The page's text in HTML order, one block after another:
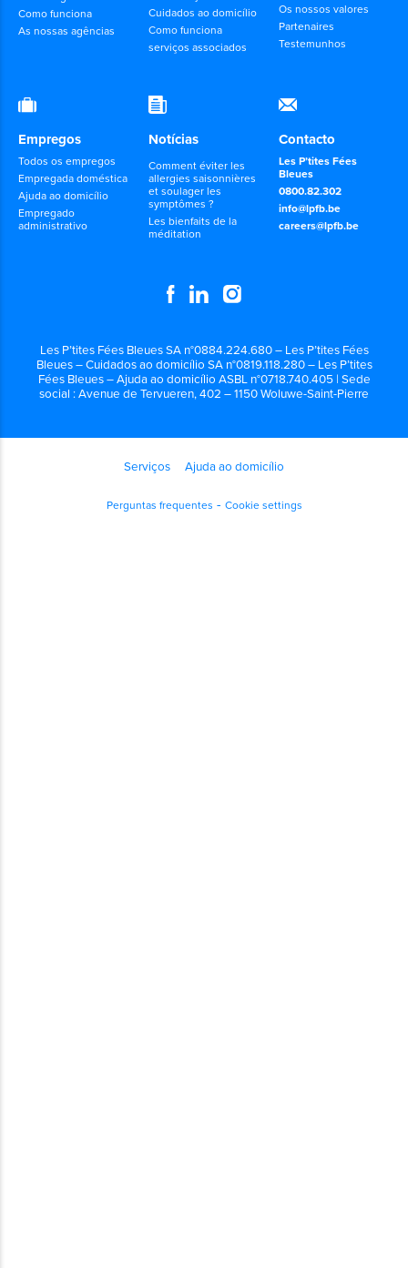
Como funciona
As nossas agências
Cuidados ao domicílio
Como funciona
serviços associados
Os nossos valores
Partenaires
Testemunhos
Empregos
Todos os empregos
Empregada doméstica
Ajuda ao domicílio
Empregado
administrativo
Notícias
Comment éviter les
allergies saisonnières
et soulager les
symptômes ?
Les bienfaits de la
méditation
Contacto
Les P’tites Fées
Bleues
0800.82.302
info@lpfb.be
careers@lpfb.be
Les P’tites Fées Bleues SA n°0884.224.680 – Les P’tites Fées
Bleues – Cuidados ao domicílio SA n°0819.118.280 – Les P’tites
Fées Bleues – Ajuda ao domicílio ASBL n°0718.740.405 | Sede
social : Avenue de Tervueren, 402 – 1150 Woluwe-Saint-Pierre
Serviços Ajuda ao domicílio
Perguntas frequentes Cookie settings